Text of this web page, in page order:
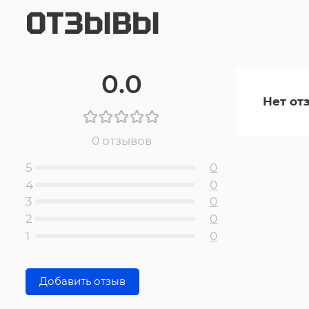
ОТЗЫВЫ
0.0
0 отзывов
5
0
4
0
3
0
2
0
1
0
Добавить отзыв
Нет